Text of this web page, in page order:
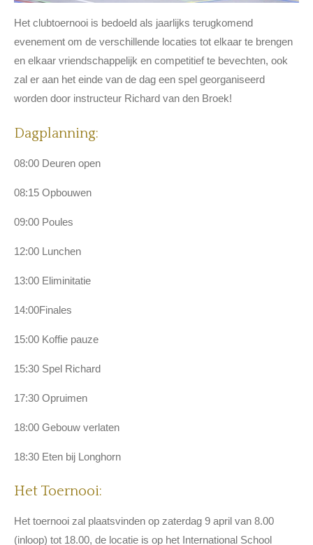
Het clubtoernooi is bedoeld als jaarlijks terugkomend
evenement om de verschillende locaties tot elkaar te brengen
en elkaar vriendschappelijk en competitief te bevechten, ook
zal er aan het einde van de dag een spel georganiseerd
worden door instructeur Richard van den Broek!
Dagplanning:
08:00 Deuren open
08:15 Opbouwen
09:00 Poules
12:00 Lunchen
13:00 Eliminitatie
14:00Finales
15:00 Koffie pauze
15:30 Spel Richard
17:30 Opruimen
18:00 Gebouw verlaten
18:30 Eten bij Longhorn
Het Toernooi:
Het toernooi zal plaatsvinden op zaterdag 9 april van 8.00
(inloop) tot 18.00, de locatie is op het International School